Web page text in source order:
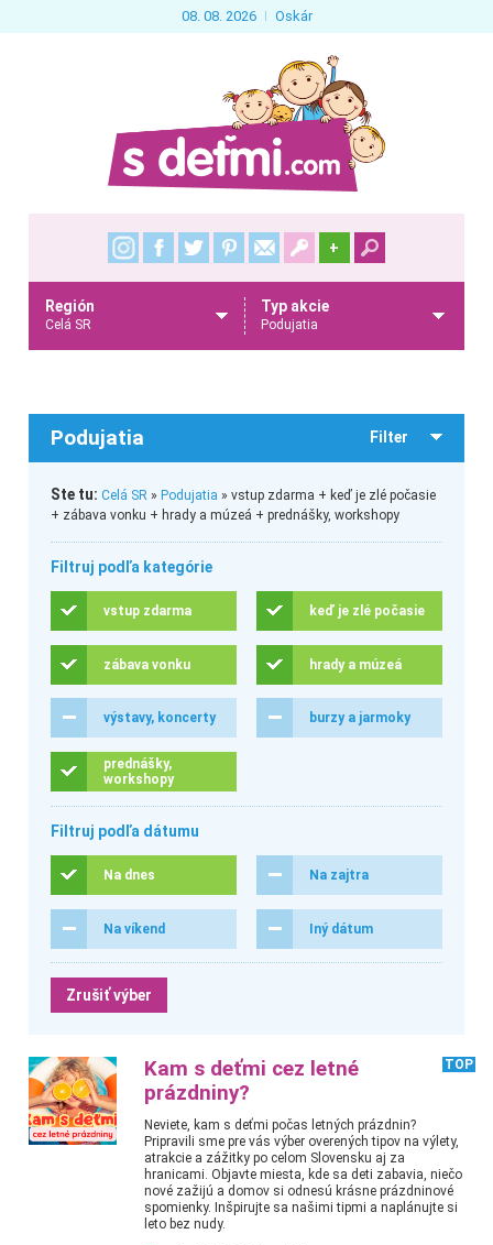
08. 08. 2026 Oskár
+
Región
Celá SR
Typ akcie
Podujatia
Podujatia Filter
Ste tu: Celá SR» Podujatia » vstup zdarma + keď je zlé počasie
+ zábava vonku + hrady a múzeá + prednášky, workshopy
Filtruj podľa kategórie
vstup zdarma keď je zlé počasie
zábava vonku hrady a múzeá
výstavy, koncerty burzy a jarmoky
prednášky,
workshopy
Filtruj podľa dátumu
Na dnes Na zajtra
Na víkend Iný dátum
Zrušiť výber
Kam s deťmi cez letné
prázdniny?
TOP
Neviete, kam s deťmi počas letných prázdnin?
Pripravili sme pre vás výber overených tipov na výlety,
atrakcie a zážitky po celom Slovensku aj za
hranicami. Objavte miesta, kde sa deti zabavia, niečo
nové zažijú a domov si odnesú krásne prázdninové
spomienky. Inšpirujte sa našimi tipmi a naplánujte si
leto bez nudy.